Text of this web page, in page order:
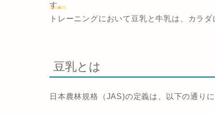
す。
トレーニングにおいて豆乳と牛乳は、カラ
豆乳とは
日本農林規格（JAS)の定義は、以下の通りに